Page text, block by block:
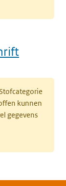
kunnen
gegevens